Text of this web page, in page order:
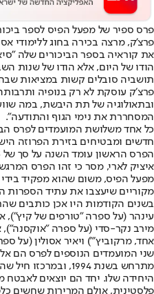
פרס ספיר של מפעל הפיס לספר
פרצ'ק, מרצה בכירה בחוג ללימודי
את קוראיה בספר הביכורים שלה
הודו של היום, אלא הודו של שנות
תושביה סובלים קשות במציאות
פרצ׳ק עוסקת לא רק בנופיה
ובתאולוגיה של תת היבשת, במה
המסחררת את נימי הגוף והתודעה״.
כל אחד משלושת המועמדים לפרס
איציק לארי, מסר כי זהו הפרס
מפעל הפיס, משום שהוא מפקיד
מקוריים שיעצבו את עתיד הספרות
בשנים הקודמות היו אכן כותבים
עינהר (על ספרה ״טורפים של קיץ״),
מירב נקר-סדי (על ספרה ״אוקסנה״),
אחד, מרקוביץ׳״) ויאיר אסולין (על
שני המועמדים הנוספים לפרס הם
מתרחש בשנת 1994,
היחידה שלו. יחד הם יוצאים לאבטח
פלסטינית, אולם המרירות שחשים